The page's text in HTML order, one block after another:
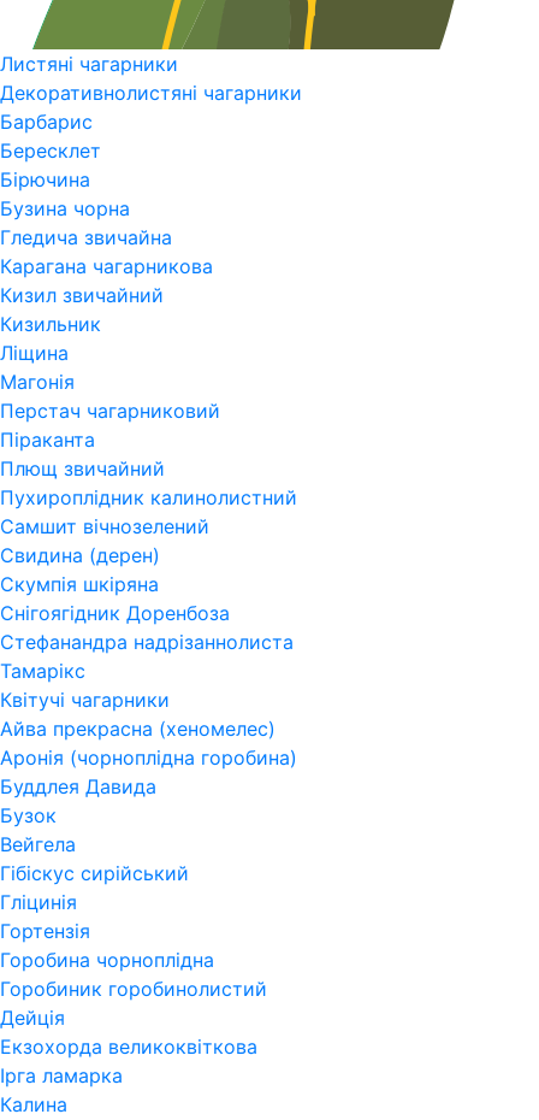
Листяні чагарники
Декоративнолистяні чагарники
Барбарис
Бересклет
Бірючина
Бузина чорна
Гледича звичайна
Карагана чагарникова
Кизил звичайний
Кизильник
Ліщина
Магонія
Перстач чагарниковий
Піраканта
Плющ звичайний
Пухироплідник калинолистний
Самшит вічнозелений
Свидина (дерен)
Скумпія шкіряна
Снігоягідник Доренбоза
Стефанандра надрізаннолиста
Тамарікс
Квітучі чагарники
Айва прекрасна (хеномелес)
Аронія (чорноплідна горобина)
Буддлея Давида
Бузок
Вейгела
Гібіскус сирійський
Гліцинія
Гортензія
Горобина чорноплідна
Горобиник горобинолистий
Дейція
Екзохорда великоквіткова
Ірга ламарка
Калина